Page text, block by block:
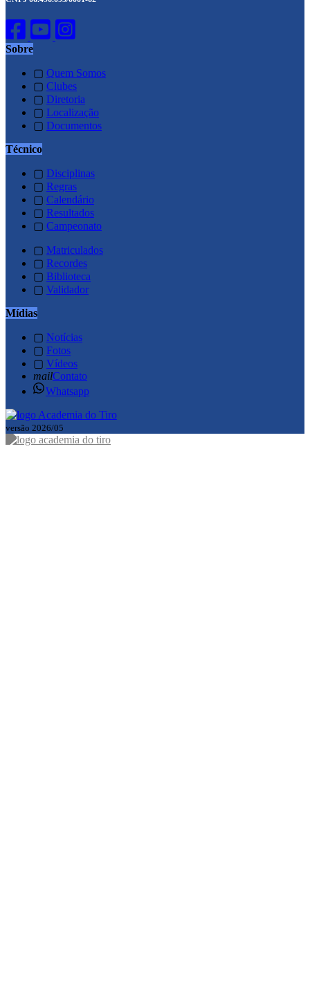
Sobre
▢ Quem Somos
▢ Clubes
▢ Diretoria
▢ Localização
▢ Documentos
Técnico
▢ Disciplinas
▢ Regras
▢ Calendário
▢ Resultados
▢ Campeonato
▢ Matriculados
▢ Recordes
▢ Biblioteca
▢ Validador
Mídias
▢ Notícias
▢ Fotos
▢ Vídeos
mailContato
Whatsapp
versão 2026/05